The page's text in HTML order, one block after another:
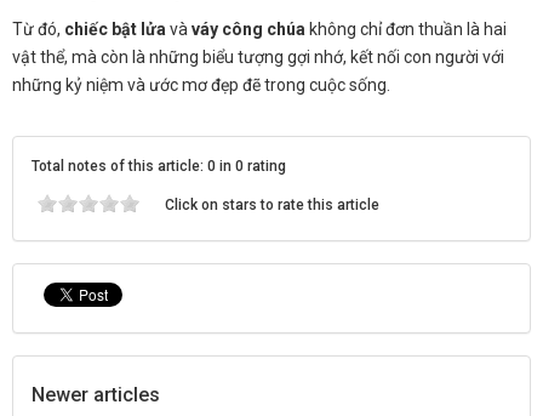
Từ đó, chiếc bật lửa và váy công chúa không chỉ đơn thuần là hai
vật thể, mà còn là những biểu tượng gợi nhớ, kết nối con người với
những kỷ niệm và ước mơ đẹp đẽ trong cuộc sống.
Total notes of this article: 0 in 0 rating
Click on stars to rate this article
Newer articles